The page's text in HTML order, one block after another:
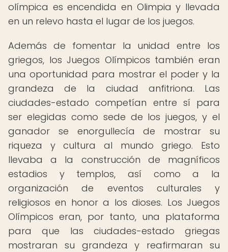
olímpica es encendida en Olimpia y llevada
en un relevo hasta el lugar de los juegos.
Además de fomentar la unidad entre los
griegos, los Juegos Olímpicos también eran
una oportunidad para mostrar el poder y la
grandeza de la ciudad anfitriona. Las
ciudades-estado competían entre sí para
ser elegidas como sede de los juegos, y el
ganador se enorgullecía de mostrar su
riqueza y cultura al mundo griego. Esto
llevaba a la construcción de magníficos
estadios y templos, así como a la
organización de eventos culturales y
religiosos en honor a los dioses. Los Juegos
Olímpicos eran, por tanto, una plataforma
para que las ciudades-estado griegas
mostraran su grandeza y reafirmaran su